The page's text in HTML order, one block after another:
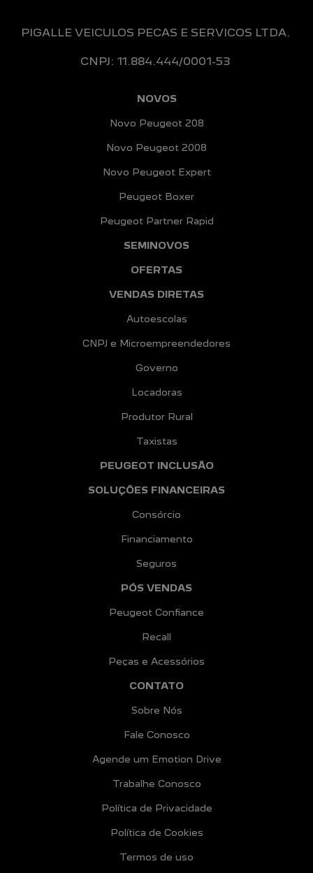
PIGALLE VEICULOS PECAS E SERVICOS LTDA.
CNPJ: 11.884.444/0001-53
NOVOS
Novo Peugeot 208
Novo Peugeot 2008
Novo Peugeot Expert
Peugeot Boxer
Peugeot Partner Rapid
SEMINOVOS
OFERTAS
VENDAS DIRETAS
Autoescolas
CNPJ e Microempreendedores
Governo
Locadoras
Produtor Rural
Taxistas
PEUGEOT INCLUSÃO
SOLUÇÕES FINANCEIRAS
Consórcio
Financiamento
Seguros
PÓS VENDAS
Peugeot Confiance
Recall
Peças e Acessórios
CONTATO
Sobre Nós
Fale Conosco
Agende um Emotion Drive
Trabalhe Conosco
Política de Privacidade
Política de Cookies
Termos de uso